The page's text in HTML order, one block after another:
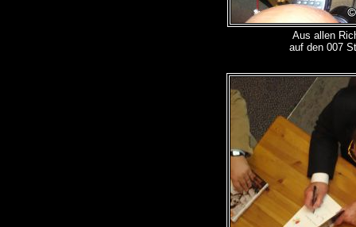
Aus allen
auf den 007